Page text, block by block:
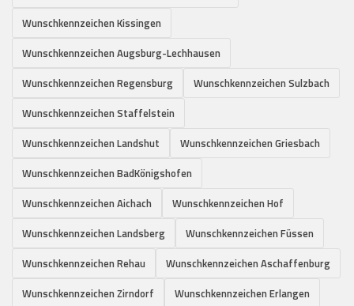
Wunschkennzeichen Kissingen
Wunschkennzeichen Augsburg-Lechhausen
Wunschkennzeichen Regensburg
Wunschkennzeichen Sulzbach
Wunschkennzeichen Staffelstein
Wunschkennzeichen Landshut
Wunschkennzeichen Griesbach
Wunschkennzeichen BadKönigshofen
Wunschkennzeichen Aichach
Wunschkennzeichen Hof
Wunschkennzeichen Landsberg
Wunschkennzeichen Füssen
Wunschkennzeichen Rehau
Wunschkennzeichen Aschaffenburg
Wunschkennzeichen Zirndorf
Wunschkennzeichen Erlangen